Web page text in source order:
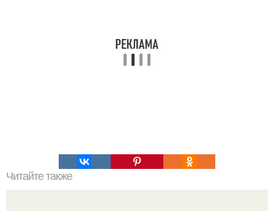
Читайте также